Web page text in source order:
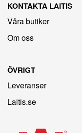
KONTAKTA LAITIS
Våra butiker
Om oss
ÖVRIGT
Leveranser
Laitis.se